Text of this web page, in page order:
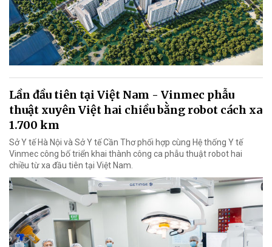
Lần đầu tiên tại Việt Nam - Vinmec phẫu
thuật xuyên Việt hai chiều bằng robot cách xa
1.700 km
Sở Y tế Hà Nội và Sở Y tế Cần Thơ phối hợp cùng Hệ thống Y tế
Vinmec công bố triển khai thành công ca phẫu thuật robot hai
chiều từ xa đầu tiên tại Việt Nam.